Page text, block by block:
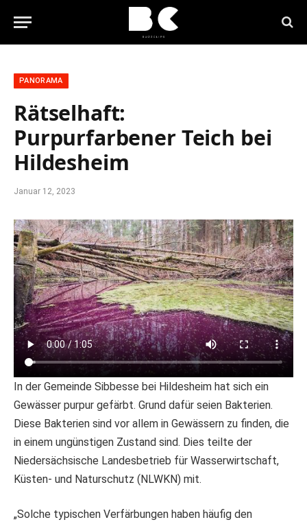
PANORAMA
Rätselhaft:
Purpurfarbener Teich bei
Hildesheim
Januar 12, 2023
In der Gemeinde Sibbesse bei Hildesheim hat sich ein
Gewässer purpur gefärbt. Grund dafür seien Bakterien.
Diese Bakterien sind vor allem in Gewässern zu finden, die
in einem ungünstigen Zustand sind. Dies teilte der
Niedersächsische Landesbetrieb für Wasserwirtschaft,
Küsten- und Naturschutz (NLWKN) mit.
„Solche typischen Verfärbungen haben häufig den